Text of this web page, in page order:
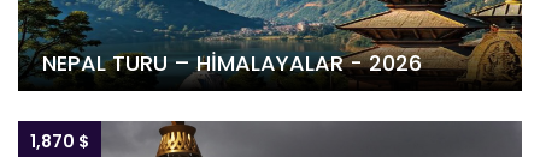
NEPAL TURU – HİMALAYALAR - 2026
1,870 $